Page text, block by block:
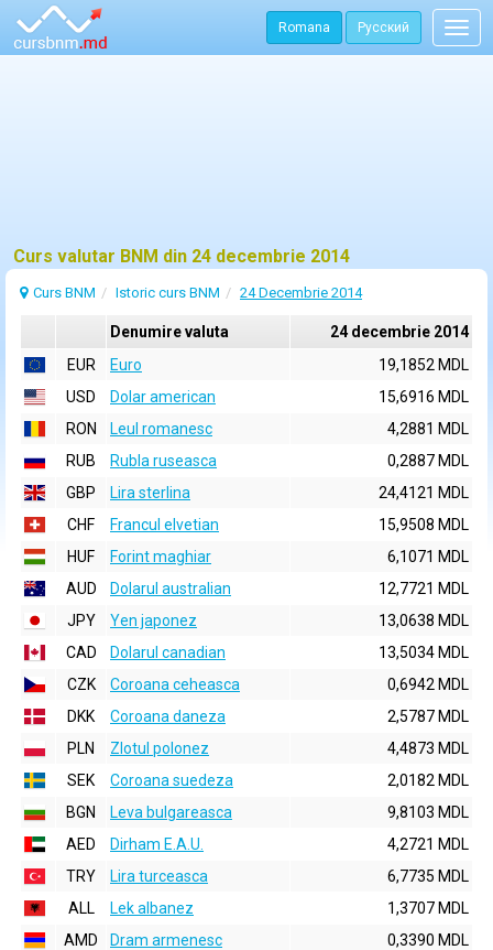
Romana Русский
Curs valutar BNM din 24 decembrie 2014
Curs BNM Istoric curs BNM 24 Decembrie 2014
Denumire valuta
24 decembrie 2014
EUR
Euro
19,1852 MDL
USD
Dolar american
15,6916 MDL
RON
Leul romanesc
4,2881 MDL
RUB
Rubla ruseasca
0,2887 MDL
GBP
Lira sterlina
24,4121 MDL
CHF
Francul elvetian
15,9508 MDL
HUF
Forint maghiar
6,1071 MDL
AUD
Dolarul australian
12,7721 MDL
JPY
Yen japonez
13,0638 MDL
CAD
Dolarul canadian
13,5034 MDL
CZK
Coroana ceheasca
0,6942 MDL
DKK
Coroana daneza
2,5787 MDL
PLN
Zlotul polonez
4,4873 MDL
SEK
Coroana suedeza
2,0182 MDL
BGN
Leva bulgareasca
9,8103 MDL
AED
Dirham E.A.U.
4,2721 MDL
TRY
Lira turceasca
6,7735 MDL
ALL
Lek albanez
1,3707 MDL
AMD
Dram armenesc
0,3390 MDL